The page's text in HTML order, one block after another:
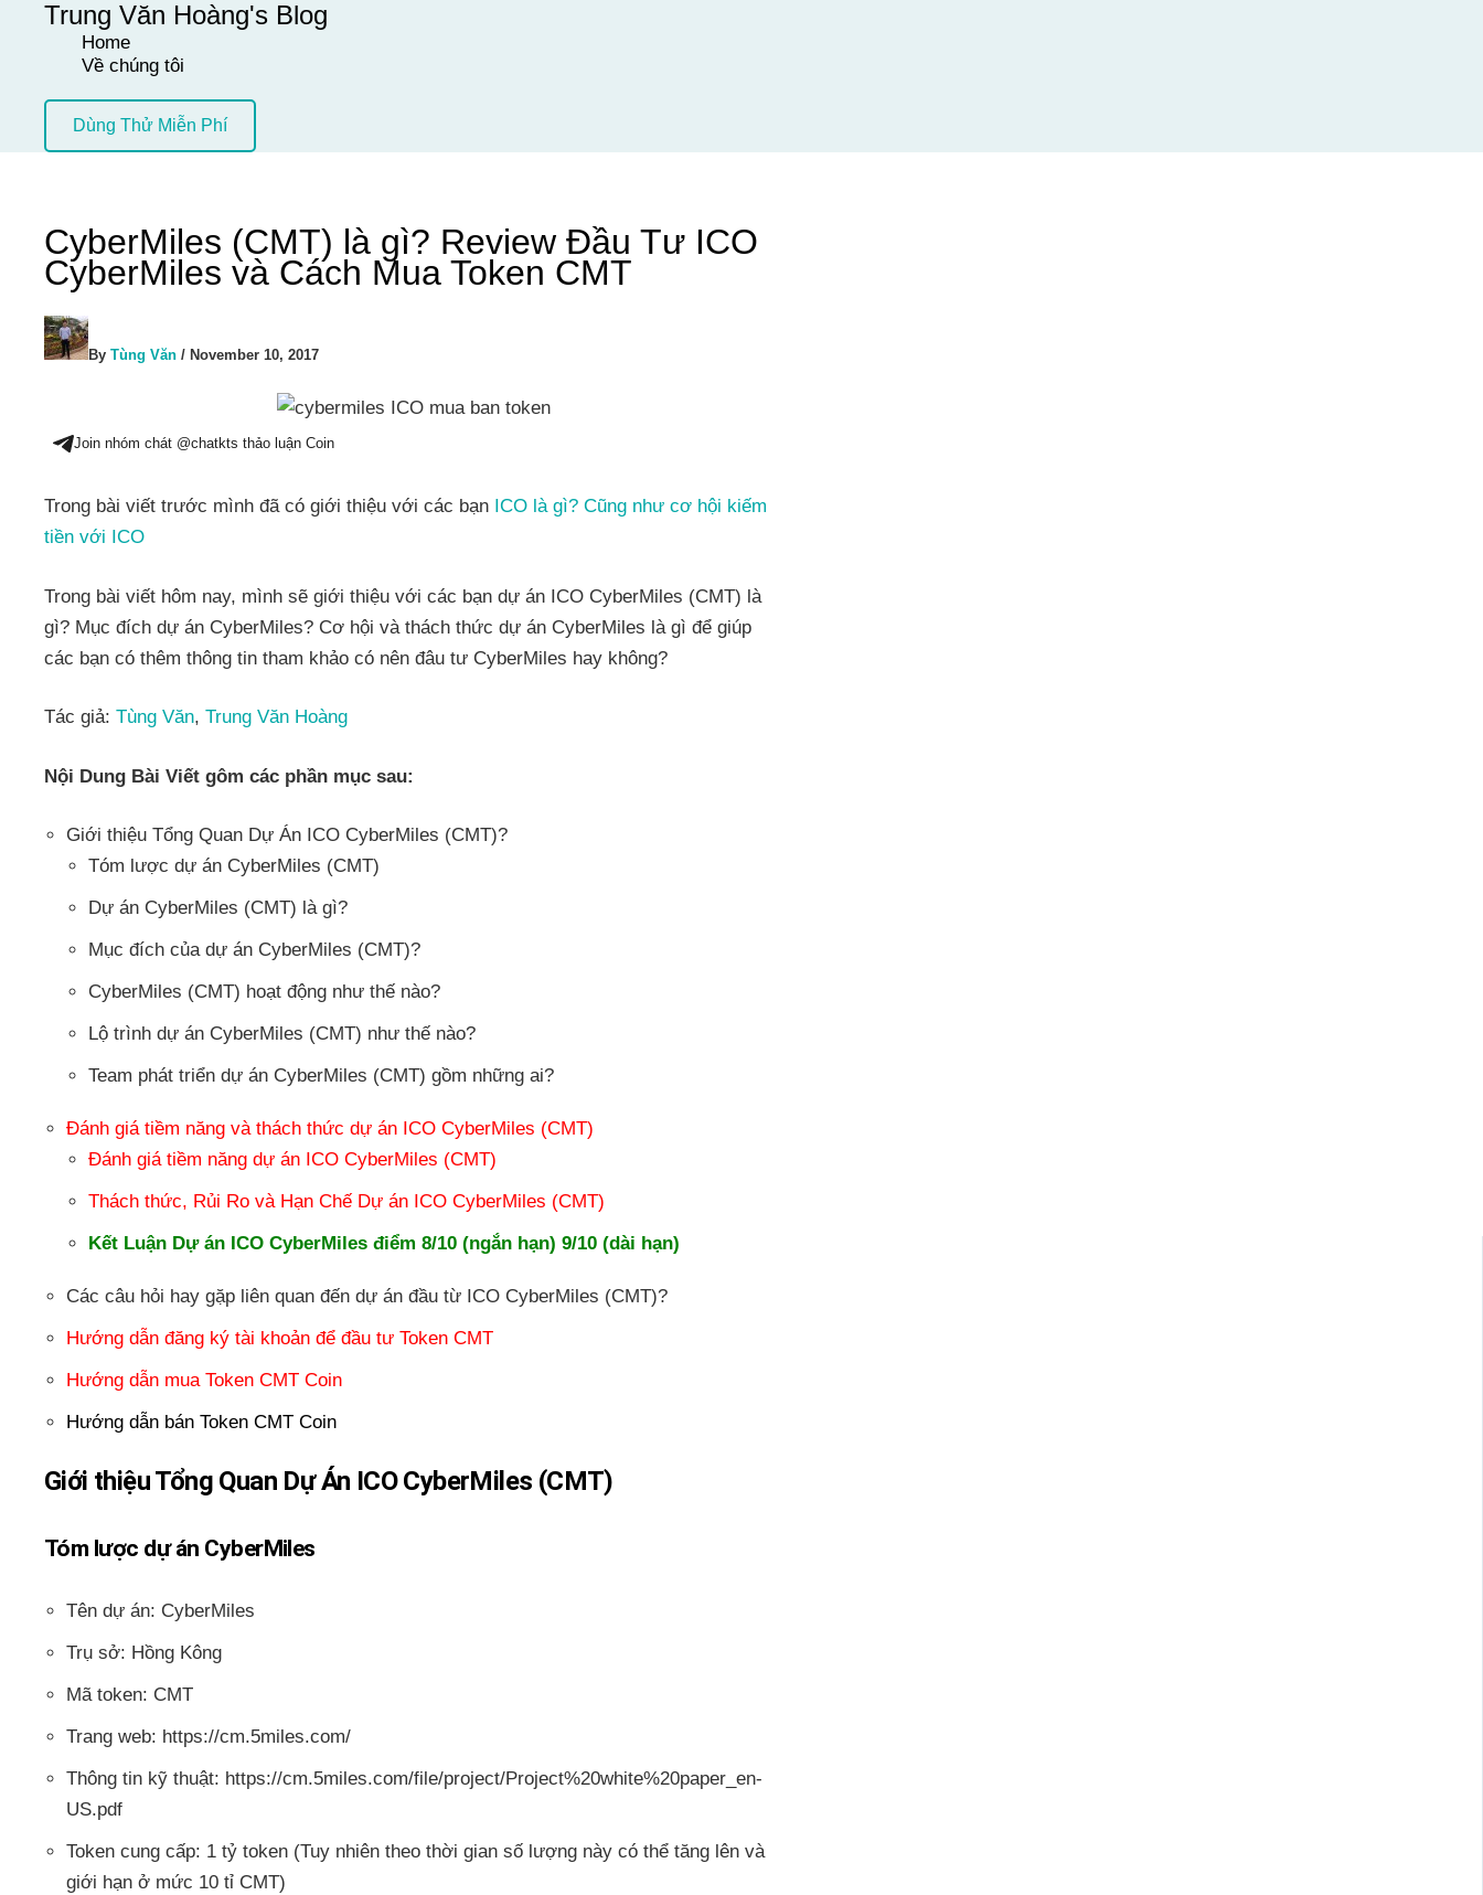
Trung Văn Hoàng's Blog
Home
Về chúng tôi
Dùng Thử Miễn Phí
CyberMiles (CMT) là gì? Review Đầu Tư ICO
CyberMiles và Cách Mua Token CMT
By Tùng Văn / November 10, 2017
Join nhóm chát @chatkts thảo luận Coin
Trong bài viết trước mình đã có giới thiệu với các bạn ICO là gì? Cũng như cơ hội kiếm
tiền với ICO
Trong bài viết hôm nay, mình sẽ giới thiệu với các bạn dự án ICO CyberMiles (CMT) là
gì? Mục đích dự án CyberMiles? Cơ hội và thách thức dự án CyberMiles là gì để giúp
các bạn có thêm thông tin tham khảo có nên đâu tư CyberMiles hay không?
Tác giả: Tùng Văn, Trung Văn Hoàng
Nội Dung Bài Viết gôm các phần mục sau:
Giới thiệu Tổng Quan Dự Án ICO CyberMiles (CMT)?
Tóm lược dự án CyberMiles (CMT)
Dự án CyberMiles (CMT) là gì?
Mục đích của dự án CyberMiles (CMT)?
CyberMiles (CMT) hoạt động như thế nào?
Lộ trình dự án CyberMiles (CMT) như thế nào?
Team phát triển dự án CyberMiles (CMT) gồm những ai?
Đánh giá tiềm năng và thách thức dự án ICO CyberMiles (CMT)
Đánh giá tiềm năng dự án ICO CyberMiles (CMT)
Thách thức, Rủi Ro và Hạn Chế Dự án ICO CyberMiles (CMT)
Kết Luận Dự án ICO CyberMiles điểm 8/10 (ngắn hạn) 9/10 (dài hạn)
Các câu hỏi hay gặp liên quan đến dự án đầu từ ICO CyberMiles (CMT)?
Hướng dẫn đăng ký tài khoản để đầu tư Token CMT
Hướng dẫn mua Token CMT Coin
Hướng dẫn bán Token CMT Coin
Giới thiệu Tổng Quan Dự Án ICO CyberMiles (CMT)
Tóm lược dự án CyberMiles
Tên dự án: CyberMiles
Trụ sở: Hồng Kông
Mã token: CMT
Trang web: https://cm.5miles.com/
Thông tin kỹ thuật: https://cm.5miles.com/file/project/Project%20white%20paper_en-
US.pdf
Token cung cấp: 1 tỷ token (Tuy nhiên theo thời gian số lượng này có thể tăng lên và
giới hạn ở mức 10 tỉ CMT)